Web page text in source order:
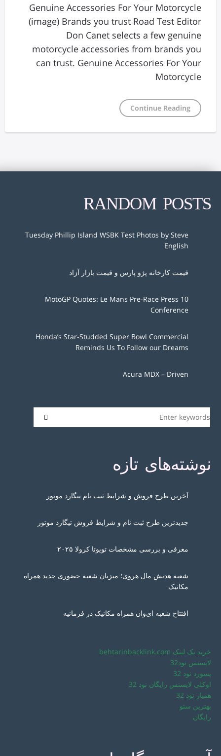
Genuine Accessories For Your Motorcycle
(image) Brands you trust Road Test Editor
Don Canet selects a few genuine
motorcycle accessories from brands you
can trust. Genuine Accessories For Your
Motorcycle
Continue Reading
RANDOM POSTS
Tuesday Phillip Island WSBK Test Photos by Steve
English
قیمت کارخانه پژو پارس و قیمت بازار آزاد
10 MotoGP Quotes: Le Mans Pre-Race Press
Conference
Honda’s Star-Studded Super Bowl Commercial
Reminds Us To Follow our Dreams
Acura MDX – Driven
نوشته‌های تازه
آخرین طرح فروش و شرایط ثبت نام تیگارد موتور
جدیدترین طرح ثبت نام و شرایط فروش تیگارد موتور
معرفی و بررسی مشخصات تویوتا کرولا ۲۰۲۵
شعبه هدیش مال هروی؛ میزبان شعبه حضوری جدید همراه
مکانیک
افتتاح شعبه ای‌وان همراه مکانیک در فرمانیه
خرید بک لینک behtarinbacklink.com
لایسنس نود32
پسورد نود 32
اوکلی لایسنس رایگان نود 32
همیار نود 32
بهترین سئو
رایگان